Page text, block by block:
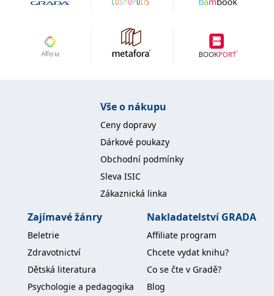
Vše o nákupu
Ceny dopravy
Dárkové poukazy
Obchodní podmínky
Sleva ISIC
Zákaznická linka
Zajímavé žánry
Beletrie
Zdravotnictví
Dětská literatura
Psychologie a pedagogika
Nakladatelství GRADA
Affiliate program
Chcete vydat knihu?
Co se čte v Gradě?
Blog